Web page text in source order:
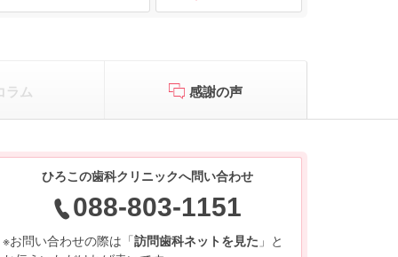
ラム 感謝の声
ひろこの歯科クリニックへ問い合わせ
088-803-1151
※お問い合わせの際は「訪問歯科ネットを見た 」と